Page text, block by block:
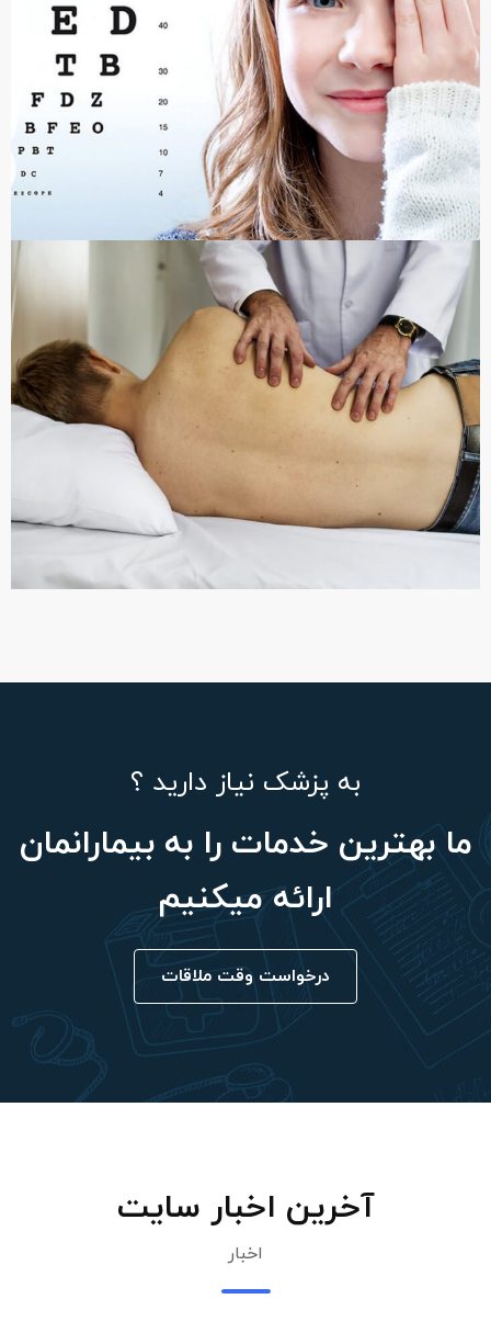
به پزشک نیاز دارید ؟
ما بهترین خدمات را به بیمارانمان
ارائه میکنیم
درخواست وقت ملاقات
آخرین اخبار سایت
اخبار